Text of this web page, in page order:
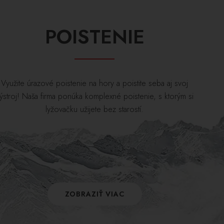
POISTENIE
Využite úrazové poistenie na hory a poistite seba aj svoj
Naša firma ponúka komplexné poistenie, s ktorým si
lyžovačku užijete bez starostí.
ZOBRAZIŤ VIAC